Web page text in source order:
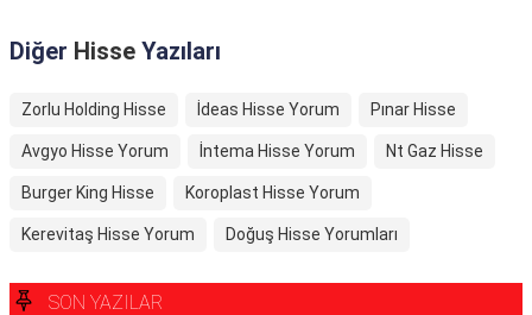
Diğer Hisse Yazıları
Zorlu Holding Hisse İdeas Hisse Yorum Pınar Hisse
Avgyo Hisse Yorum İntema Hisse Yorum Nt Gaz Hisse
Burger King Hisse Koroplast Hisse Yorum
Kerevitaş Hisse Yorum Doğuş Hisse Yorumları
SON YAZILAR